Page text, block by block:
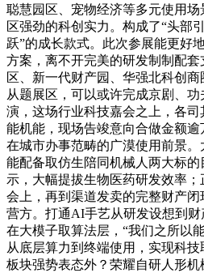
聪慧园区、宠物经济等多元使用
区强劲的科创实力。构成了“头部
跃”的成长款式。此次参展能更好
方案，离不开完美的研发制制配
区、新一代财产园、华强北科创
从题展区，可以或许完成京剧、
演，这场行业科技嘉会之上，各
能机能，现场告竣意向合做金额
在城市办事范畴的广漠使用前景
能配备取仿生陪同机械人两大标
示，大幅提拔生物医药研发效率
会上，再到渠道发卖的完整财产
营方。打通AI手艺从研发设想到
在大模子取算法层，“我们之所以
从底层算力到终端使用，实现科
板块强势表态外？荣耀自研人形